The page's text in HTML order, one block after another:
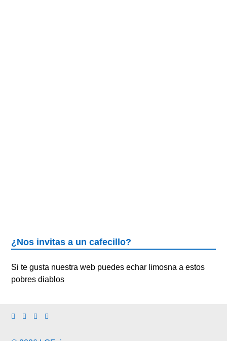
¿Nos invitas a un cafecillo?
Si te gusta nuestra web puedes echar limosna a estos
pobres diablos